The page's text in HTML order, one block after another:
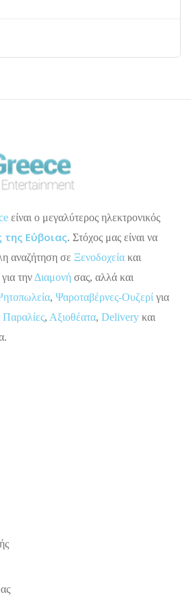
είναι ο μεγαλύτερος ηλεκτρονικός
της Εύβοιας. Στόχος μας είναι να
αναζήτηση σε Ξενοδοχεία και
για την Διαμονή σας, αλλά και
, Ψαροταβέρνες-Ουζερί για
Παραλίες, Αξιοθέατα, Delivery και